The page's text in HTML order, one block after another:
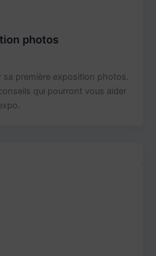
photos
sa première exposition photos.
qui pourront vous aider